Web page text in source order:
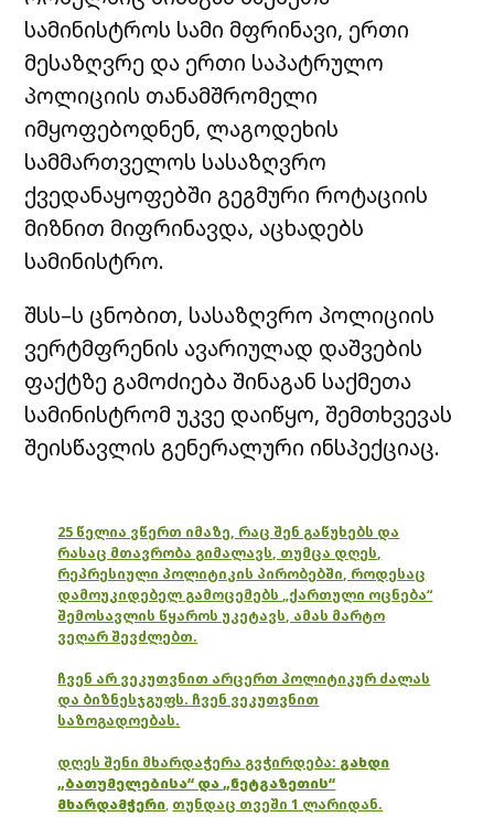
სამინისტროს სამი მფრინავი, ერთი
მესაზღვრე და ერთი საპატრულო
პოლიციის თანამშრომელი
იმყოფებოდნენ, ლაგოდეხის
სამმართველოს სასაზღვრო
ქვედანაყოფებში გეგმური როტაციის
მიზნით მიფრინავდა, აცხადებს
სამინისტრო.
შსს–ს ცნობით, სასაზღვრო პოლიციის
ვერტმფრენის ავარიულად დაშვების
ფაქტზე გამოძიება შინაგან საქმეთა
სამინისტრომ უკვე დაიწყო, შემთხვევას
შეისწავლის გენერალური ინსპექციაც.
25 წელია ვწერთ იმაზე, რაც შენ გაწუხებს და
რასაც მთავრობა გიმალავს, თუმცა დღეს,
რეპრესიული პოლიტიკის პირობებში, როდესაც
დამოუკიდებელ გამოცემებს „ქართული ოცნება“
შემოსავლის წყაროს უკეტავს, ამას მარტო
ვეღარ შევძლებთ.
ჩვენ არ ვეკუთვნით არცერთ პოლიტიკურ ძალას
და ბიზნესჯგუფს. ჩვენ ვეკუთვნით
საზოგადოებას.
დღეს შენი მხარდაჭერა გვჭირდება: გახდი
„ბათუმელებისა“ და „ნეტგაზეთის“
მხარდამჭერი, თუნდაც თვეში 1 ლარიდან.